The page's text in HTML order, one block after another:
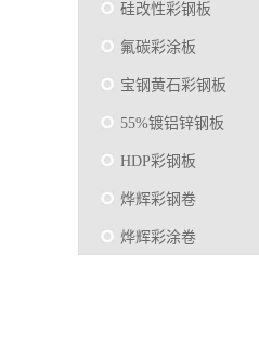
硅改性彩钢板
氟碳彩涂板
宝钢黄石彩钢板
55%镀铝锌钢板
HDP彩钢板
烨辉彩钢卷
烨辉彩涂卷